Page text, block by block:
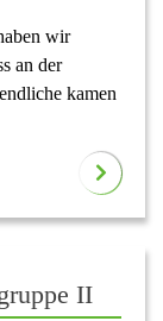
wir
an der
kamen
II